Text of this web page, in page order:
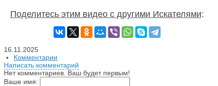
Поделитесь этим видео с другими Искателями:
16.11.2025
Комментарии
Написать комментарий
Нет комментариев. Ваш будет первым!
Ваше имя: